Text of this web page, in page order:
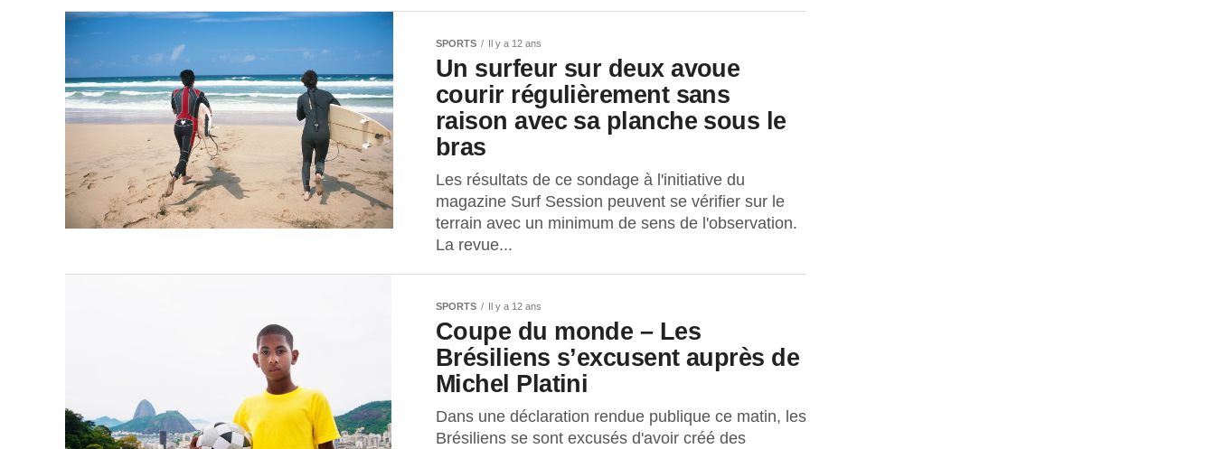
SPORTS Il y a 12 ans
Un surfeur sur deux avoue
courir régulièrement sans
raison avec sa planche sous le
bras
Les résultats de ce sondage à l'initiative du
magazine Surf Session peuvent se vérifier sur le
terrain avec un minimum de sens de l'observation.
La revue...
SPORTS Il y a 12 ans
Coupe du monde – Les
Brésiliens s’excusent auprès de
Michel Platini
Dans une déclaration rendue publique ce matin, les
Brésiliens se sont excusés d'avoir créé des